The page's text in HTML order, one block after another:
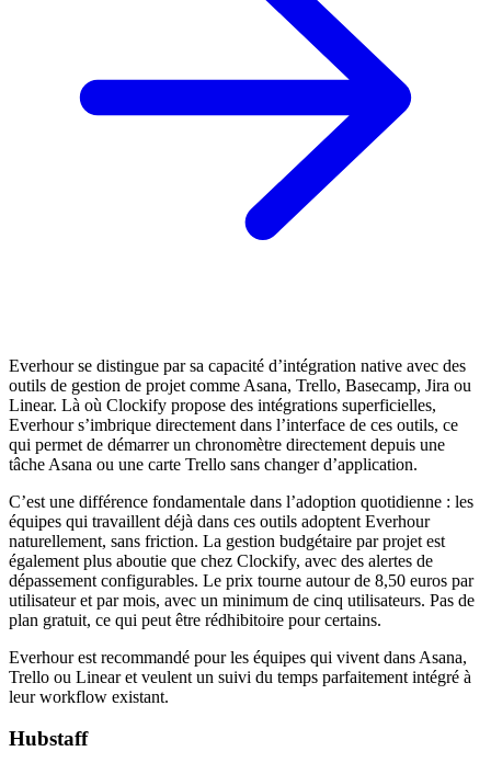
Everhour se distingue par sa capacité d’intégration native avec des
outils de gestion de projet comme Asana, Trello, Basecamp, Jira ou
Linear. Là où Clockify propose des intégrations superficielles,
Everhour s’imbrique directement dans l’interface de ces outils, ce
qui permet de démarrer un chronomètre directement depuis une
tâche Asana ou une carte Trello sans changer d’application.
C’est une différence fondamentale dans l’adoption quotidienne : les
équipes qui travaillent déjà dans ces outils adoptent Everhour
naturellement, sans friction. La gestion budgétaire par projet est
également plus aboutie que chez Clockify, avec des alertes de
dépassement configurables. Le prix tourne autour de 8,50 euros par
utilisateur et par mois, avec un minimum de cinq utilisateurs. Pas de
plan gratuit, ce qui peut être rédhibitoire pour certains.
Everhour est recommandé pour les équipes qui vivent dans Asana,
Trello ou Linear et veulent un suivi du temps parfaitement intégré à
leur workflow existant.
Hubstaff